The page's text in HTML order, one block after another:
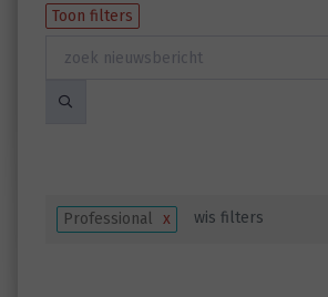
Toon filters
Professional x wis filters